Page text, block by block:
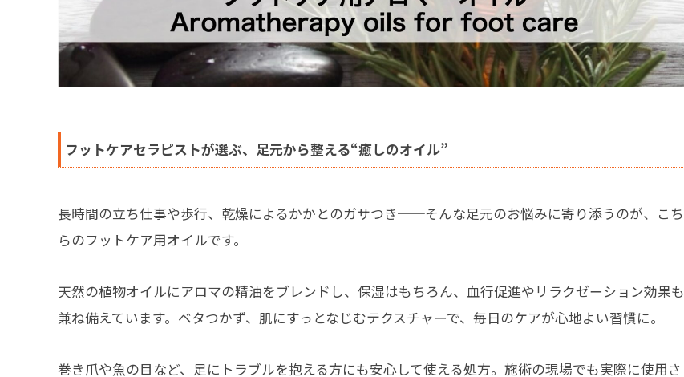
フットケアセラピストが選ぶ、足元から整える“癒しのオイル”
長時間の立ち仕事や歩行、乾燥によるかかとのガサつき──そんな足元のお悩みに寄り添うのが、こち
らのフットケア用オイルです。
天然の植物オイルにアロマの精油をブレンドし、保湿はもちろん、血行促進やリラクゼーション効果も
兼ね備えています。ベタつかず、肌にすっとなじむテクスチャーで、毎日のケアが心地よい習慣に。
巻き爪や魚の目など、足にトラブルを抱える方にも安心して使える処方。施術の現場でも実際に使用さ